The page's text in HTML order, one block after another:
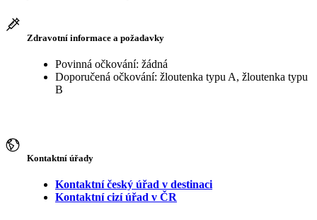
Zdravotní informace a požadavky
Povinná očkování: žádná
Doporučená očkování: žloutenka typu A, žloutenka typu
B
Kontaktní úřady
Kontaktní český úřad v destinaci
Kontaktní cizí úřad v ČR